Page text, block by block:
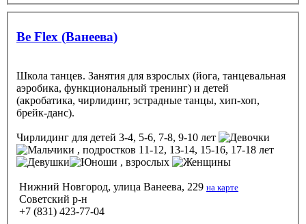
Be Flex (Ванеева)
Школа танцев. Занятия для взрослых (йога, танцевальная
аэробика, функциональный тренинг) и детей
(акробатика, чирлидинг, эстрадные танцы, хип-хоп,
брейк-данс).
Чирлидинг для детей 3-4, 5-6, 7-8, 9-10 лет
, подростков 11-12, 13-14, 15-16, 17-18 лет
, взрослых
Нижний Новгород, улица Ванеева, 229 на карте
Советский р-н
+7 (831) 423-77-04